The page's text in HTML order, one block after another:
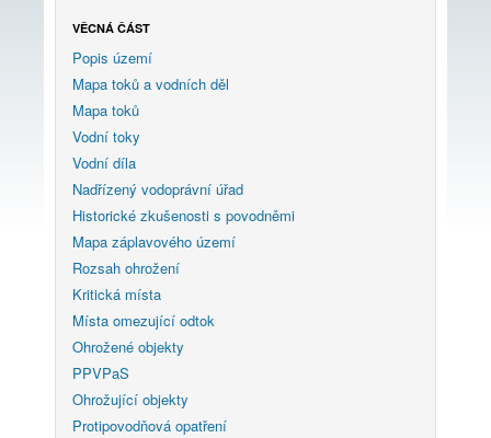
VĚCNÁ ČÁST
Popis území
Mapa toků a vodních děl
Mapa toků
Vodní toky
Vodní díla
Nadřízený vodoprávní úřad
Historické zkušenosti s povodněmi
Mapa záplavového území
Rozsah ohrožení
Kritická místa
Místa omezující odtok
Ohrožené objekty
PPVPaS
Ohrožující objekty
Protipovodňová opatření